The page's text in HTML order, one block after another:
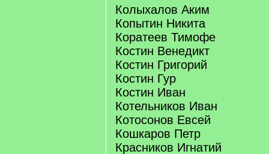
Колыхалов Аким
Копытин Никита
Коратеев Тимофе
Костин Венедикт
Костин Григорий
Костин Гур
Костин Иван
Котельников Иван
Котосонов Евсей
Кошкаров Петр
Красников Игнатий